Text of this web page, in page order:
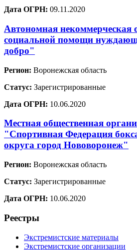
Дата ОГРН: 09.11.2020
Автономная некоммерческая
социальной помощи
добро"
Регион: Воронежская область
Статус: Зарегистрированные
Дата ОГРН: 10.06.2020
Местная общественная
"Спортивная Федерация
округа город Нововоронеж"
Регион: Воронежская область
Статус: Зарегистрированные
Дата ОГРН: 10.06.2020
Реестры
Экстремистские материалы
Экстремистские организации